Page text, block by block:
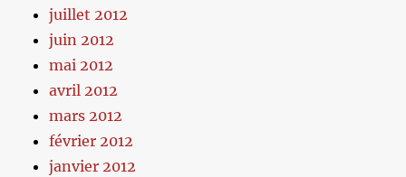
juillet 2012
juin 2012
mai 2012
avril 2012
mars 2012
février 2012
janvier 2012